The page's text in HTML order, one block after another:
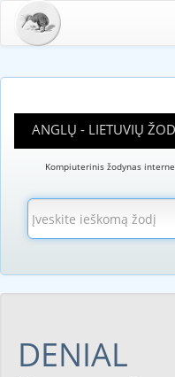
ANGLŲ - LIETUVIŲ
Kompiuterinis žodynas
DENIAL